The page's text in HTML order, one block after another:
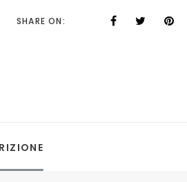
quantità
SHARE ON: